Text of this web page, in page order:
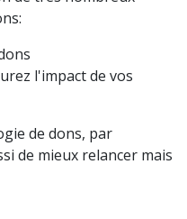
l'impact de vos
de dons, par
de mieux relancer mais